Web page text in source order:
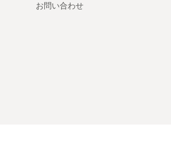
お問い合わせ